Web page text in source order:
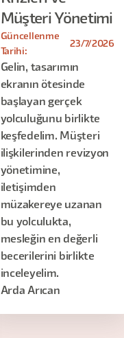
Müşteri Yönetimi
Güncellenme
Tarihi:
23/7/2026
Gelin, tasarımın
ekranın ötesinde
başlayan gerçek
yolculuğunu birlikte
keşfedelim. Müşteri
ilişkilerinden revizyon
yönetimine,
iletişimden
müzakereye uzanan
bu yolculukta,
mesleğin en değerli
becerilerini birlikte
inceleyelim.
Arda Arıcan